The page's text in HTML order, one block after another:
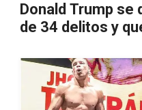
Donald Trump se
de 34 delitos y